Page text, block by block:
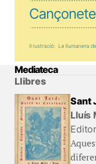
Mediateca
Llibres
Sant
Lluís